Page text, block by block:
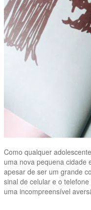
Como qualquer
uma nova pequena cidade
apesar de ser um grande
sinal de celular e o
uma incompreensível